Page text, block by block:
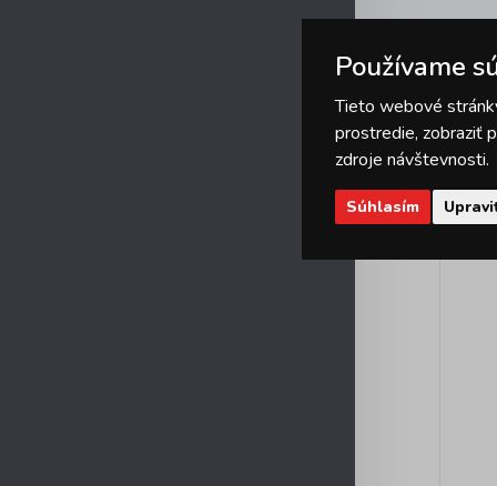
Používame
Tieto webové
prostredie, zobraziť
zdroje návštevnosti.
Súhlasím